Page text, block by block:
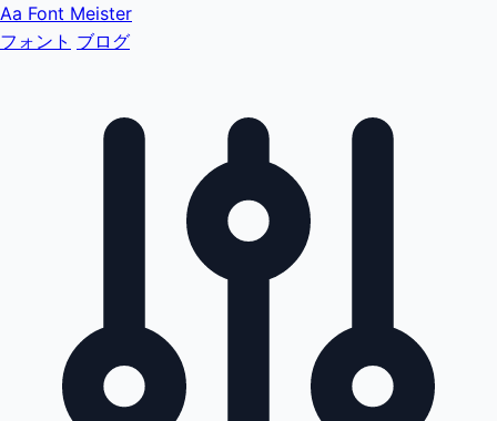
Aa Font Meister
フォント ブログ